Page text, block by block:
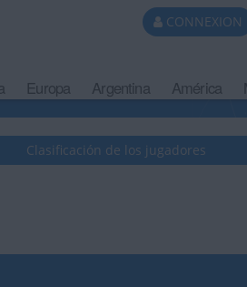
CONNEXION
Europa Argentina América
Clasificación de los jugadores